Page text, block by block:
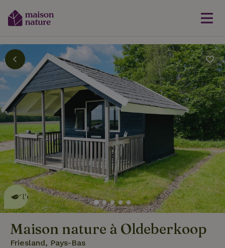
Cette Maison Nature fait de
l'effeten savoir plus
Maison nature à Oldeberkoop
Friesland, Pays-Bas